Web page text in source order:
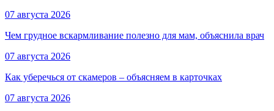
07 августа 2026
Чем грудное вскармливание полезно для мам, объяснила врач
07 августа 2026
Как уберечься от скамеров – объясняем в карточках
07 августа 2026